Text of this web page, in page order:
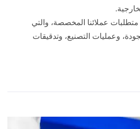
عملائنا المخصصة، والتي
وعمليات التصنيع، وتدقيقات